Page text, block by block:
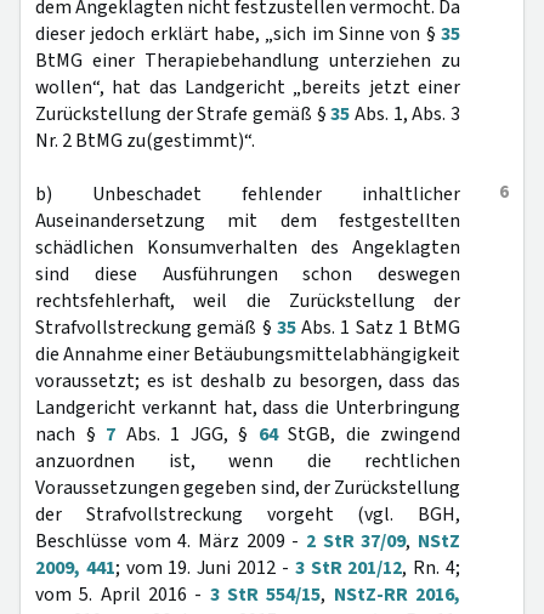
dem Angeklagten nicht festzustellen vermocht. Da
dieser jedoch erklärt habe, „sich im Sinne von § 35
BtMG einer Therapiebehandlung unterziehen zu
wollen“, hat das Landgericht „bereits jetzt einer
Zurückstellung der Strafe gemäß §35Abs. 1, Abs. 3
Nr. 2 BtMG zu(gestimmt)“.
6
b) Unbeschadet fehlender inhaltlicher
Auseinandersetzung mit dem festgestellten
schädlichen Konsumverhalten des Angeklagten
sind diese Ausführungen schon deswegen
rechtsfehlerhaft, weil die Zurückstellung der
Strafvollstreckung gemäß § 35Abs. 1 Satz 1 BtMG
die Annahme einer Betäubungsmittelabhängigkeit
voraussetzt; es ist deshalb zu besorgen, dass das
Landgericht verkannt hat, dass die Unterbringung
nach § 7 Abs. 1 JGG, § 64StGB, die zwingend
anzuordnen ist, wenn die rechtlichen
Voraussetzungen gegeben sind, der Zurückstellung
der Strafvollstreckung vorgeht (vgl. BGH,
Beschlüsse vom 4. März 2009 - 2 StR 37/09, NStZ
2009, 441; vom 19. Juni 2012 - 3 StR 201/12, Rn. 4;
vom 5. April 2016 - 3 StR 554/15, NStZ-RR 2016,